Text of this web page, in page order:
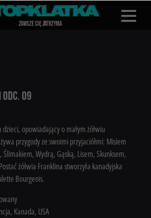
ZAWSZE CIĘ ZATRZYMA
ODC. 09
opowiadający o małym żółwiu
przygody ze swoimi przyjaciółmi: Misiem
Wydrą, Gąską, Lisem, Skunksem,
żółwia Franklina stworzyła kanadyjska
Bourgeois.
Kanada, USA